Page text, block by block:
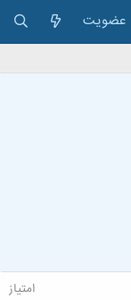
عضویت
امتیاز